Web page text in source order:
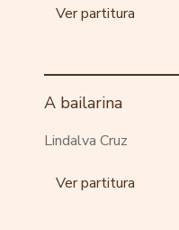
Ver partitura
A bailarina
Lindalva Cruz
Ver partitura